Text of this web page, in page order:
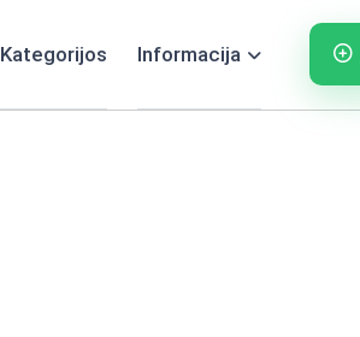
Kategorijos Informacija